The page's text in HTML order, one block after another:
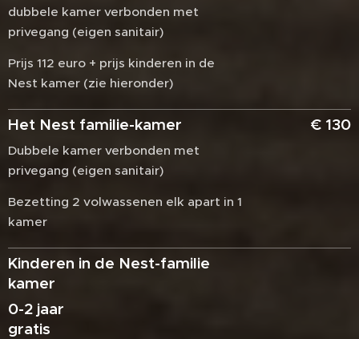
dubbele kamer verbonden met
privegang (eigen sanitair)
Prijs 112 euro + prijs kinderen in de
Nest kamer (zie hieronder)
Het Nest familie-kamer
Dubbele kamer verbonden met
privegang (eigen sanitair)
Bezetting 2 volwassenen elk apart in 1
kamer
€ 130
Kinderen in de Nest-familie
kamer
0-2 jaar
gratis